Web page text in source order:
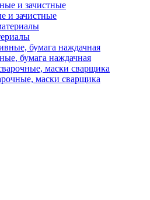
и зачистные
бумага наждачная
маски сварщика